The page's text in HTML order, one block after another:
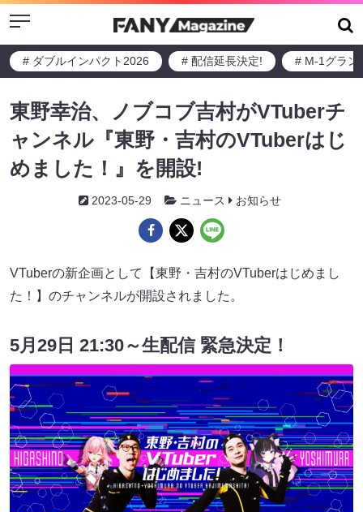
Menu
# ダブルインパクト2026 # 配信延長決定! # M-1グラン
東野幸治、ノブコブ吉村がVTuberチ
ャンネル『東野・吉村のVTuberはじ
めました！』を開設!
2023-05-29 ニュース お知らせ
VTuberの新企画として【東野・吉村のVTuberはじめまし
た！】のチャンネルが開設されました。
5月29日 21:30～生配信 緊急決定！